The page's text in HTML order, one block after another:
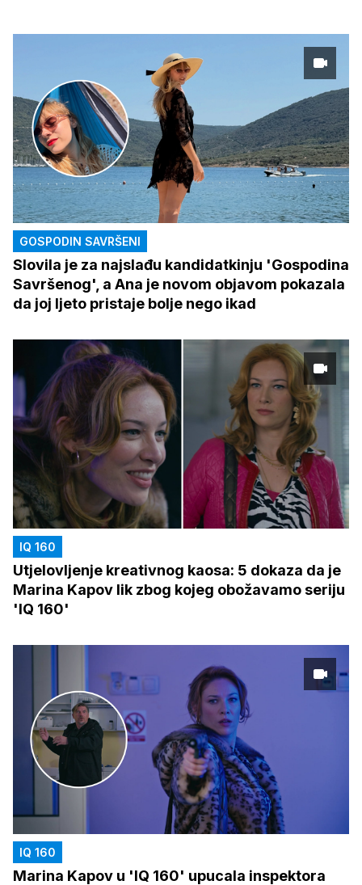
GOSPODIN SAVRŠENI
Slovila je za najslađu kandidatkinju 'Gospodina
Savršenog', a Ana je novom objavom pokazala
da joj ljeto pristaje bolje nego ikad
IQ 160
Utjelovljenje kreativnog kaosa: 5 dokaza da je
Marina Kapov lik zbog kojeg obožavamo seriju
'IQ 160'
IQ 160
Marina Kapov u 'IQ 160' upucala inspektora